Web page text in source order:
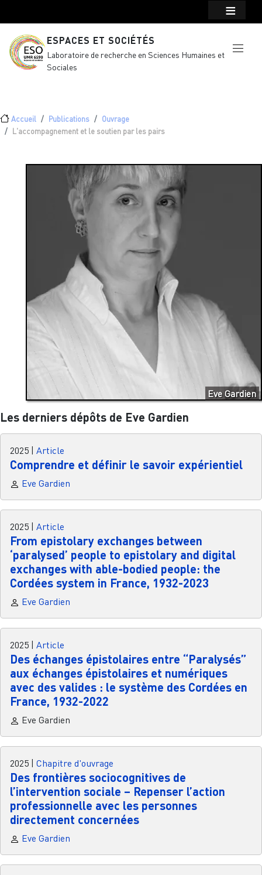
ESPACES ET SOCIÉTÉS
Laboratoire de recherche en Sciences Humaines et
Sociales
Fil d'Ariane
Accueil Publications
Ouvrage
L'accompagnement et le soutien par les pairs
Eve Gardien
Les derniers dépôts de Eve Gardien
2025 Article
Comprendre et définir le savoir expérientiel
Eve Gardien
2025 Article
From epistolary exchanges between
‘paralysed’ people to epistolary and digital
exchanges with able-bodied people: the
Cordées system in France, 1932-2023
Eve Gardien
2025 Article
Des échanges épistolaires entre “Paralysés”
aux échanges épistolaires et numériques
avec des valides : le système des Cordées en
France, 1932-2022
Eve Gardien
2025 Chapitre d'ouvrage
Des frontières sociocognitives de
l’intervention sociale – Repenser l’action
professionnelle avec les personnes
directement concernées
Eve Gardien